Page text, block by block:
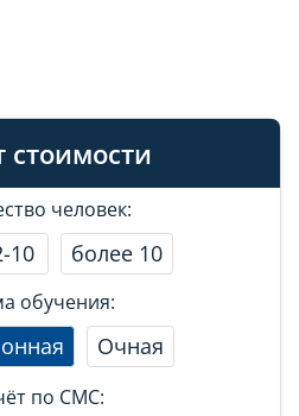
стоимости
человек:
10 более 10
обучения:
Очная
по СМС: